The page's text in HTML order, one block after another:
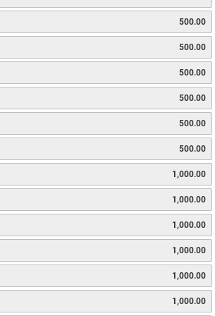
500.00
500.00
500.00
500.00
500.00
500.00
1,000.00
1,000.00
1,000.00
1,000.00
1,000.00
1,000.00